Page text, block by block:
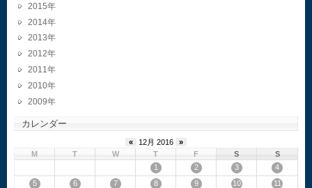
2015
2014
2013
2012
2011
2010
2009
カレンダー
« 12月 2016
»
M
T W T F S
S
1
2 3
4
5
6 7 8 9 10
11